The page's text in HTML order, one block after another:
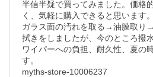
半信半疑で買ってみました。価格
く、気軽に購入できると思います。
ガラス面の汚れを取る→油膜取
拭きをしましたが、今のところ撥
ワイパーへの負担、耐久性、夏の
す。
myths-store-10006237